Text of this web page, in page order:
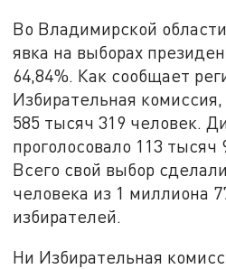
Во Владимирской
явка на выборах
64,84%. Как сообщает
Избирательная
585 тысяч 319 человек.
проголосовало 113 тысяч
Всего свой выбор
человека из 1 миллиона
избирателей.
Ни Избирательная